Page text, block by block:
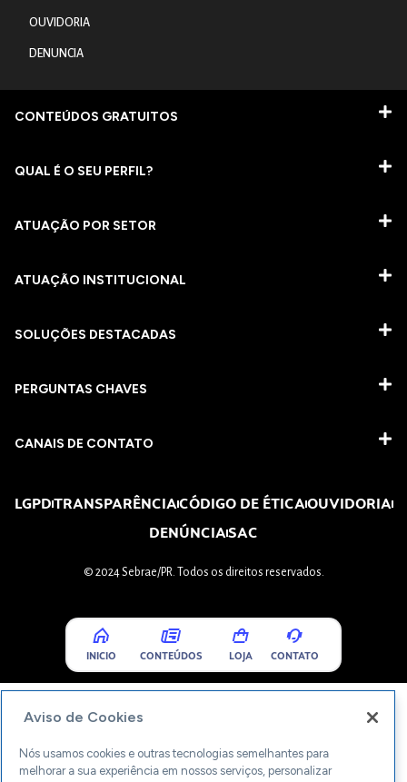
OUVIDORIA
DENUNCIA
CONTEÚDOS GRATUITOS
QUAL É O SEU PERFIL?
ATUAÇÃO POR SETOR
ATUAÇÃO INSTITUCIONAL
SOLUÇÕES DESTACADAS
PERGUNTAS CHAVES​
CANAIS DE CONTATO
LGPDTRANSPARÊNCIACÓDIGO DE ÉTICAOUVIDORIA
DENÚNCIASAC
© 2024 Sebrae/PR. Todos os direitos reservados.
INICIO CONTEÚDOS LOJA CONTATO
Aviso de Cookies
Nós usamos cookies e outras tecnologias semelhantes para
melhorar a sua experiência em nossos serviços, personalizar